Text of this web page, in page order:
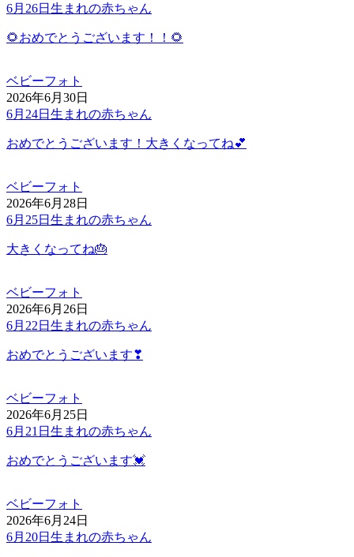
6月26日生まれの赤ちゃん
🌻おめでとうございます！！🌻
ベビーフォト
2026年6月30日
6月24日生まれの赤ちゃん
おめでとうございます！大きくなってね💕
ベビーフォト
2026年6月28日
6月25日生まれの赤ちゃん
大きくなってね🎂
ベビーフォト
2026年6月26日
6月22日生まれの赤ちゃん
おめでとうございます❣
ベビーフォト
2026年6月25日
6月21日生まれの赤ちゃん
おめでとうございます💓
ベビーフォト
2026年6月24日
6月20日生まれの赤ちゃん